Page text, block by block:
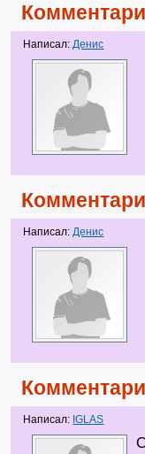
Написал:Денис
Написал:Денис
Написал: IGLAS